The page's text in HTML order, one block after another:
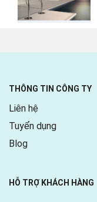
THÔNG TIN CÔNG TY
Liên hệ
Tuyển dụng
Blog
HỖ TRỢ KHÁCH HÀNG